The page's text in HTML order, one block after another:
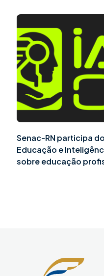
Senac-RN participa
Educação e
sobre educação